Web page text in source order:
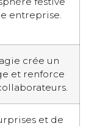
entreprise.
crée un
et renforce
et de